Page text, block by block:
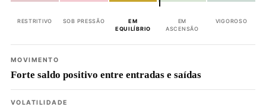
RESTRITIVO SOB PRESSÃO
EM
EQUILÍBRIO
EM
ASCENSÃO
VIGOROSO
MOVIMENTO
Forte saldo positivo entre entradas e saídas
VOLATILIDADE